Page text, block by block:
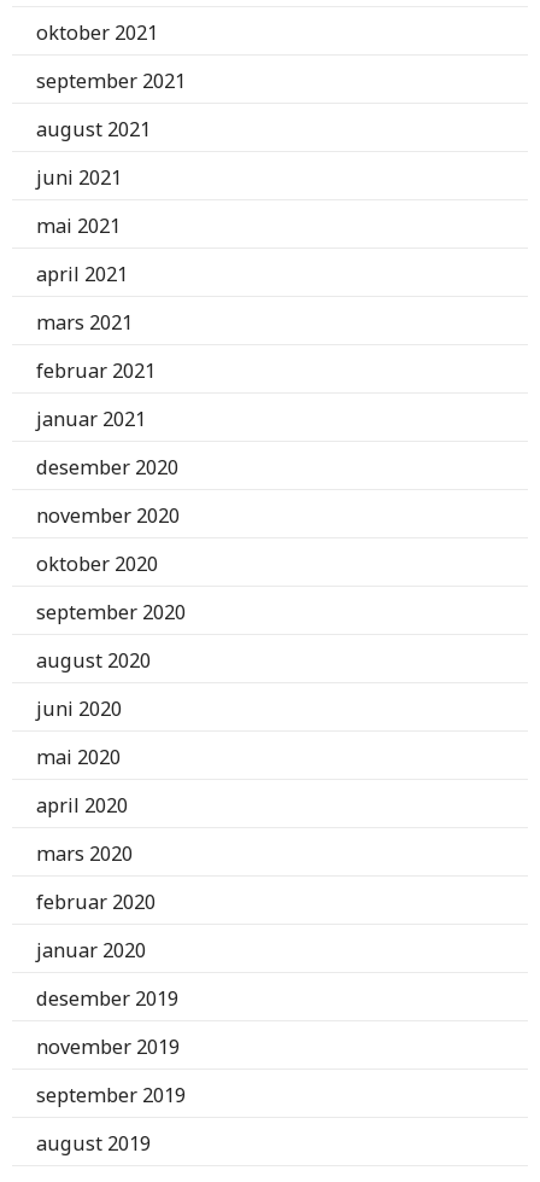
oktober 2021
september 2021
august 2021
juni 2021
mai 2021
april 2021
mars 2021
februar 2021
januar 2021
desember 2020
november 2020
oktober 2020
september 2020
august 2020
juni 2020
mai 2020
april 2020
mars 2020
februar 2020
januar 2020
desember 2019
november 2019
september 2019
august 2019